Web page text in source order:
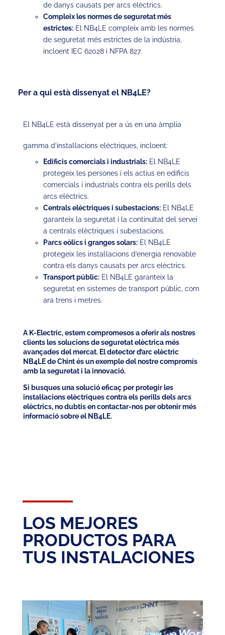
de danys causats per arcs elèctrics.
Compleix les normes de seguretat més
estrictes: El NB4LE compleix amb les normes
de seguretat més estrictes de la indústria,
incloent IEC 62028 i NFPA 827.
Per a qui està dissenyat el NB4LE?
El NB4LE està dissenyat per a ús en una àmplia
gamma d’instal·lacions elèctriques, incloent:
Edificis comercials i industrials: El NB4LE
protegeix les persones i els actius en edificis
comercials i industrials contra els perills dels
arcs elèctrics.
Centrals elèctriques i subestacions: El NB4LE
garanteix la seguretat i la continuïtat del servei
a centrals elèctriques i subestacions.
Parcs eòlics i granges solars: El NB4LE
protegeix les instal·lacions d’energia renovable
contra els danys causats per arcs elèctrics.
Transport públic: El NB4LE garanteix la
seguretat en sistemes de transport públic, com
ara trens i metres.
A K-Electric, estem compromesos a oferir als nostres
clients les solucions de seguretat elèctrica més
avançades del mercat. El detector d’arc elèctric
NB4LE de Chint és un exemple del nostre compromís
amb la seguretat i la innovació.
Si busques una solució eficaç per protegir les
instal·lacions elèctriques contra els perills dels arcs
elèctrics, no dubtis en contactar-nos per obtenir més
informació sobre el NB4LE.
LOS MEJORES
PRODUCTOS PARA
TUS INSTALACIONES